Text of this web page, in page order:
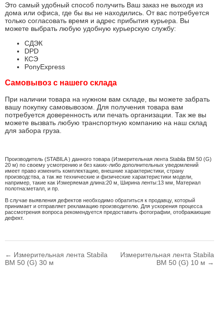
Это самый удобный способ получить Ваш заказ не выходя из
дома или офиса, где бы вы не находились. От вас потребуется
только согласовать время и адрес прибытия курьера. Вы
можете выбрать любую удобную курьерскую службу:
СДЭК
DPD
КСЭ
PonyExpress
Самовывоз с нашего склада
При наличии товара на нужном вам складе, вы можете забрать
вашу покупку самовывозом. Для получения товара вам
потребуется доверенность или печать организации. Так же вы
можете вызвать любую транспортную компанию на наш склад
для забора груза.
Производитель (STABILA ) данного товара (Измерительная лента Stabila BM 50 (G)
20 м) по своему усмотрению и без каких-либо дополнительных уведомлений
имеет право изменить комплектацию, внешние характеристики, страну
производства, а так же технические и физические характеристики модели,
например, такие как Измеряемая длина:20 м Ширина ленты:13 мм
Материал
полотна:металл , и пр.
В случае выявления дефектов необходимо обратиться к продавцу, который
принимает и отправляет рекламацию производителю. Для ускорения процесса
рассмотрения вопроса рекомендуется предоставить фотографии, отображающие
дефект.
← Измерительная лента Stabila
BM 50 (G) 30 м
Измерительная лента Stabila
BM 50 (G) 10 м →